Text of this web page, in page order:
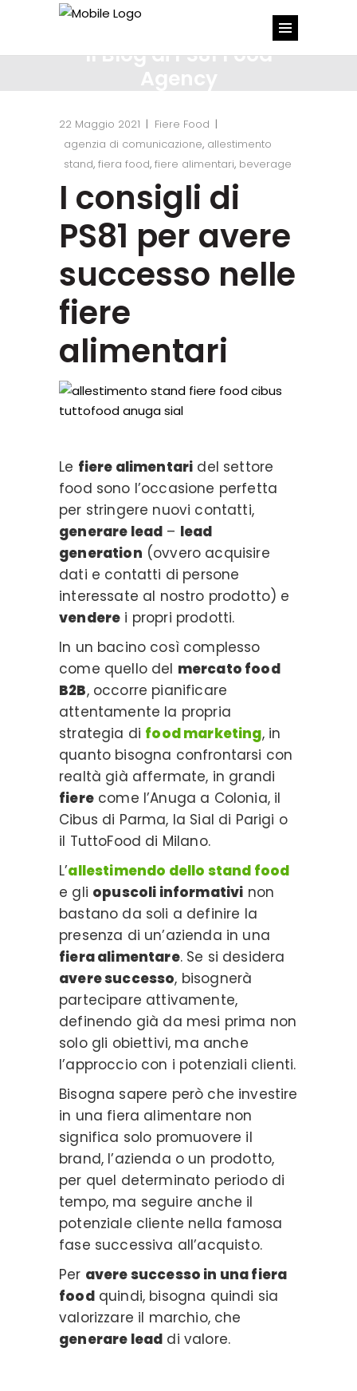
PS81 Food
Agency
22 Maggio 2021
Fiere Food
agenzia di comunicazione, allestimento
stand, fiera food, fiere alimentari, beverage
I consigli di
PS81 per avere
successo nelle
fiere
alimentari
Le fiere alimentari del settore
food sono l’occasione perfetta
per stringere nuovi contatti,
generare lead – lead
generation (ovvero acquisire
dati e contatti di persone
interessate al nostro prodotto) e
vendere i propri prodotti.
In un bacino così complesso
come quello del mercato food
B2B, occorre pianificare
attentamente la propria
strategia di food marketing, in
quanto bisogna confrontarsi con
realtà già affermate, in grandi
fierecome l’Anuga a Colonia, il
Cibus di Parma, la Sial di Parigi o
il TuttoFood di Milano.
L’allestimendo dello stand food
e gli opuscoli informativi non
bastano da soli a definire la
presenza di un’azienda in una
fiera alimentare. Se si desidera
avere successo, bisognerà
partecipare attivamente,
definendo già da mesi prima non
solo gli obiettivi, ma anche
l’approccio con i potenziali clienti.
Bisogna sapere però che investire
in una fiera alimentare non
significa solo promuovere il
brand, l’azienda o un prodotto,
per quel determinato periodo di
tempo, ma seguire anche il
potenziale cliente nella famosa
fase successiva all’acquisto.
Per avere successo in una fiera
foodquindi, bisogna quindi sia
valorizzare il marchio, che
generare lead di valore.